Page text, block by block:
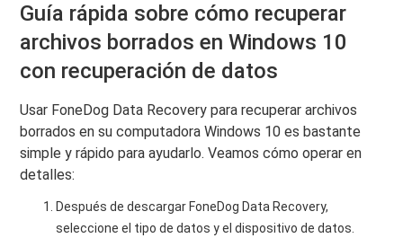
Guía rápida sobre cómo recuperar
archivos borrados en Windows 10
con recuperación de datos
Usar FoneDog Data Recovery para recuperar archivos
borrados en su computadora Windows 10 es bastante
simple y rápido para ayudarlo. Veamos cómo operar en
detalles:
Después de descargar FoneDog Data Recovery,
seleccione el tipo de datos y el dispositivo de datos.